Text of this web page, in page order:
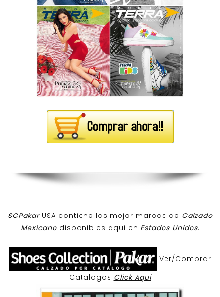
SCPakar USA contiene las mejor marcas de Calzado
Mexicanodisponibles aqui en Estados Unidos.
Ver/Comprar
Catalogos Click Aqui